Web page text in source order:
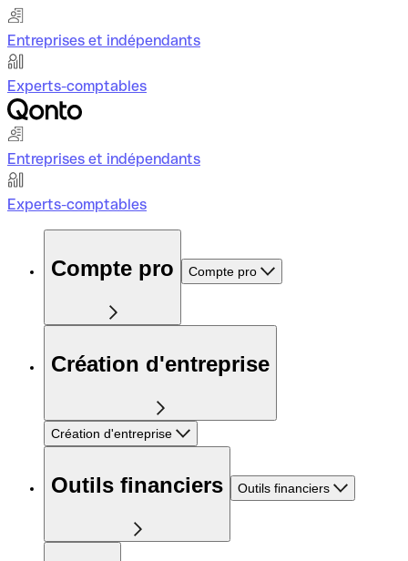
Entreprises et indépendants
Experts-comptables
Entreprises et indépendants
Experts-comptables
Compte pro Compte pro
Création d'entreprise
Création d'entreprise
Outils financiers Outils financiers